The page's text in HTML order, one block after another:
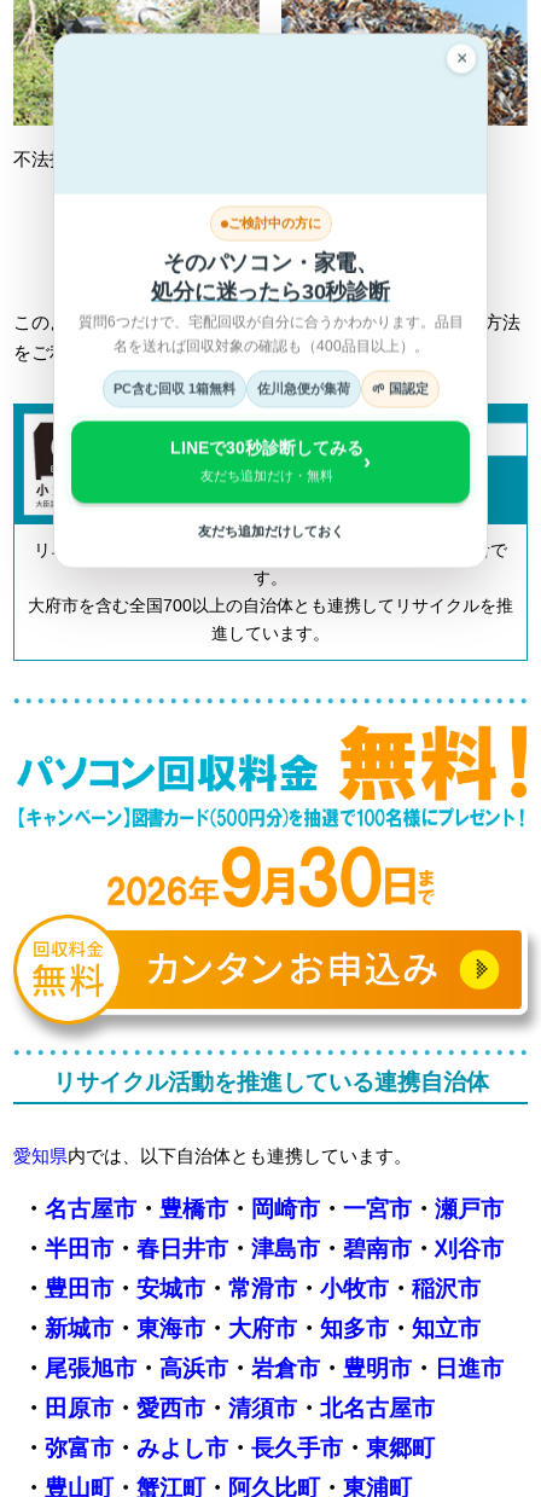
不法投棄
詳しくは総務省HPへ >
このようなトラブルに巻き込まれない為にも、正しい回収方法
をご利用ください。
リネットジャパンは「小型家電リサイクル法」の認定事業者で
す。
大府市を含む全国700以上の自治体とも連携してリサイクルを推
進しています。
リサイクル活動を推進している連携自治体
愛知県内では、以下自治体とも連携しています。
・ 名古屋市・ 豊橋市・ 岡崎市・ 一宮市・ 瀬戸市
・ 半田市・ 春日井市・ 津島市・ 碧南市・ 刈谷市
・ 豊田市・ 安城市・ 常滑市・ 小牧市・ 稲沢市
・ 新城市・ 東海市・ 大府市・ 知多市・ 知立市
・ 尾張旭市・ 高浜市・ 岩倉市・ 豊明市・ 日進市
・ 田原市・ 愛西市・ 清須市・ 北名古屋市
・ 弥富市・ みよし市・ 長久手市・ 東郷町
・ 豊山町・ 蟹江町・ 阿久比町・ 東浦町
×
ご検討中の方に
そのパソコン・家電、
処分に迷ったら30秒診断
質問6つだけで、宅配回収が自分に合うかわかります。品目
名を送れば回収対象の確認も（400品目以上）。
PC含む回収 1箱無料 佐川急便が集荷 🌱 国認定
LINEで30秒診断してみる
友だち追加だけ・無料
›
友だち追加だけしておく